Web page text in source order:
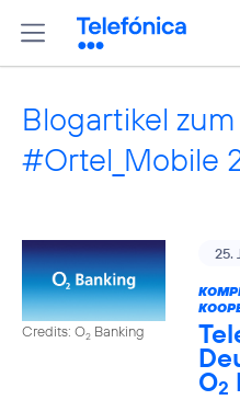
Blogartikel
#Ortel_Mobile
Credits: O2 Banking
25.
O2